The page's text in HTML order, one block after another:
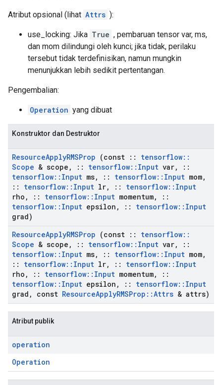
Atribut opsional (lihat Attrs ):
use_locking: Jika True , pembaruan tensor var, ms,
dan mom dilindungi oleh kunci; jika tidak, perilaku
tersebut tidak terdefinisikan, namun mungkin
menunjukkan lebih sedikit pertentangan.
Pengembalian:
Operation yang dibuat
Konstruktor dan Destruktor
ResourceApplyRMSProp (const :: tensorflow::
Scope & scope , :: tensorflow:: Input var,
::
tensorflow:: Input ms, :: tensorflow:: Input mom,
::
tensorflow:: Input lr, :: tensorflow:: Input
rho , :: tensorflow:: Input momentum,
::
tensorflow:: Input epsilon , :: tensorflow:: Input
grad)
ResourceApplyRMSProp (const :: tensorflow::
Scope & scope , :: tensorflow:: Input var,
::
tensorflow:: Input ms, :: tensorflow:: Input mom,
::
tensorflow:: Input lr, :: tensorflow:: Input
rho , :: tensorflow:: Input momentum,
::
tensorflow:: Input epsilon , :: tensorflow:: Input
grad , const ResourceApplyRMSProp ::Attrs & attrs)
Atribut publik
operation
Operation